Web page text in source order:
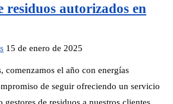
residuos autorizados en
15 de enero de 2025
comenzamos el año con energías
de seguir ofreciendo un servicio
gestores de residuos a nuestros clientes.